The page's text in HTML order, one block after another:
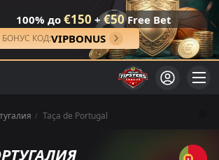
100% до €150 + €50Free Bet
БОНУС КОД:VIPBONUS
Taça de Portugal